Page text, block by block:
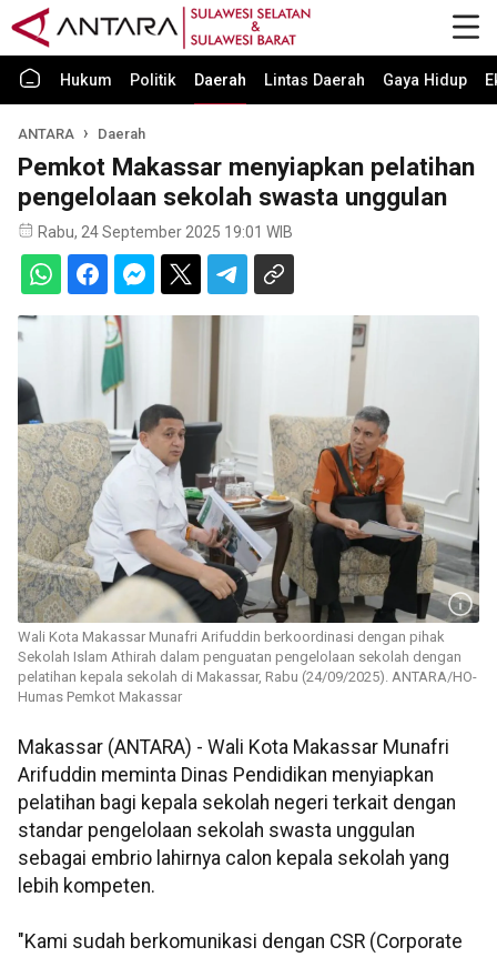
Hukum Politik Daerah Lintas Daerah Gaya Hidup
ANTARA Daerah
Pemkot Makassar menyiapkan pelatihan
pengelolaan sekolah swasta unggulan
Rabu, 24 September 2025 19:01 WIB
Wali Kota Makassar Munafri Arifuddin berkoordinasi dengan pihak
Sekolah Islam Athirah dalam penguatan pengelolaan sekolah dengan
pelatihan kepala sekolah di Makassar, Rabu (24/09/2025). ANTARA/HO-
Humas Pemkot Makassar
Makassar (ANTARA) - Wali Kota Makassar Munafri
Arifuddin meminta Dinas Pendidikan menyiapkan
pelatihan bagi kepala sekolah negeri terkait dengan
standar pengelolaan sekolah swasta unggulan
sebagai embrio lahirnya calon kepala sekolah yang
lebih kompeten.
"Kami sudah berkomunikasi dengan CSR (Corporate